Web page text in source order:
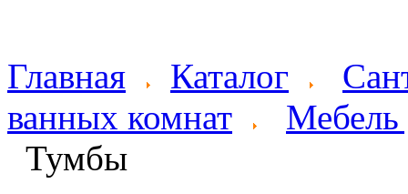
Главная Каталог
ванных комнат
Мебель
Тумбы